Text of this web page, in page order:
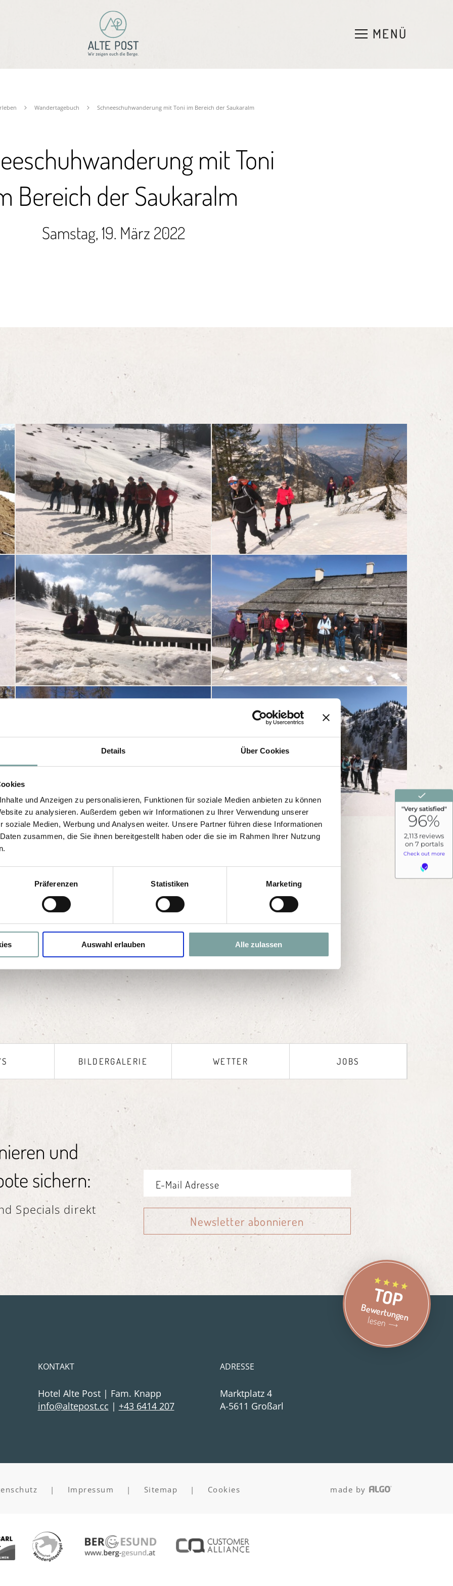
Details Über Cookies
und Anzeigen zu personalisieren, Funktionen für soziale Medien anbieten zu können
zu analysieren. Außerdem geben wir Informationen zu Ihrer Verwendung unserer
soziale Medien, Werbung und Analysen weiter. Unsere Partner führen diese Informationen
zusammen, die Sie ihnen bereitgestellt haben oder die sie im Rahmen Ihrer Nutzung
Präferenzen Statistiken Marketing
Auswahl erlauben Alle zulassen
MENÜ
Wandertagebuch Schneeschuhwanderung mit Toni im Bereich der Saukaralm
mit Toni
Bereich der Saukaralm
Samstag, 19. März 2022
BILDERGALERIE WETTER JOBS
und
sichern:
Specials direkt
Newsletter abonnieren
KONTAKT
Hotel Alte Post | Fam. Knapp
cc.tsopetla@ofni | +43 6414 207
ADRESSE
Marktplatz 4
A-5611 Großarl
TOP
Bewertungen
lesen
| Impressum | Sitemap | Cookies made by